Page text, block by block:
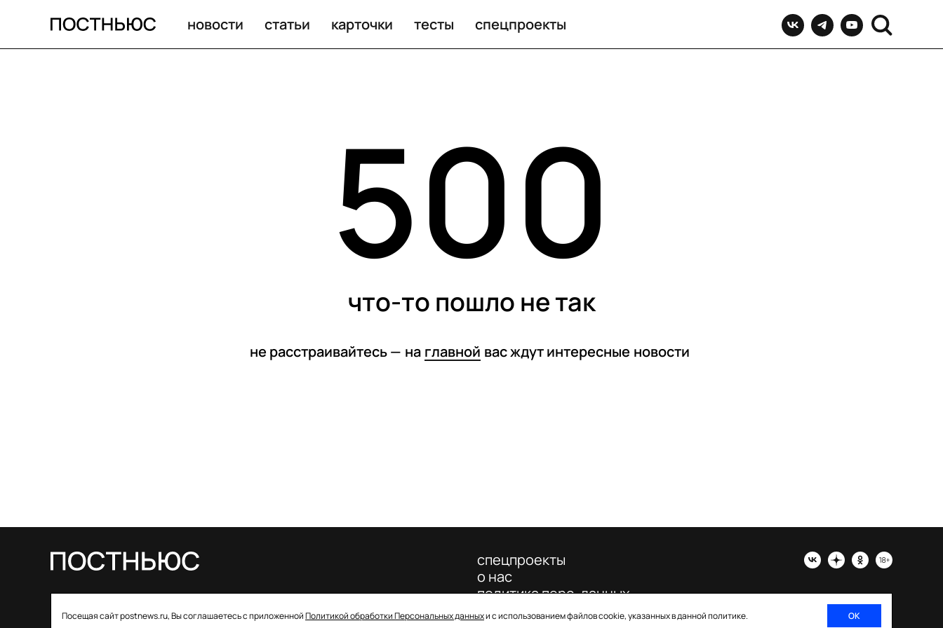
новости статьи карточки тесты спецпроекты
500
что-то пошло не так
не расстраивайтесь — на главной вас ждут интересные новости
Посещая сайт postnews.ru, Вы соглашаетесь с приложеннойПолитикой обработки Персональных данныхи с использованием файлов cookie, указанных в данной политике. ОК
о регистрации СМИ: ЭЛ № ФС 77–85757 от 22 августа
спецпроекты
о нас
политика перс. данных